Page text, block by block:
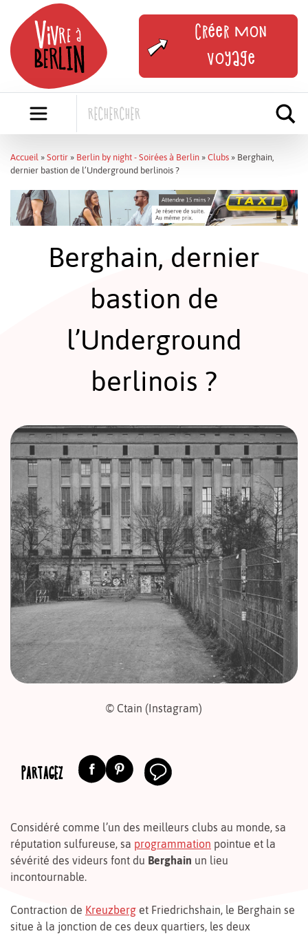
content
Créer mon
voyage
Accueil » Sortir » Berlin by night - Soirées à Berlin » Clubs » Berghain,
dernier bastion de l’Underground berlinois ?
Berghain, dernier
bastion de
l’Underground
berlinois ?
© Ctain (Instagram)
PARTAGEZ
Considéré comme l’un des meilleurs clubs au monde, sa
réputation sulfureuse, sa programmation pointue et la
sévérité des videurs font du Berghain un lieu
incontournable.
Contraction de Kreuzberg et Friedrichshain, le Berghain se
situe à la jonction de ces deux quartiers, les deux